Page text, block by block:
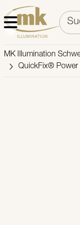
MK Illumination
QuickFix® Power